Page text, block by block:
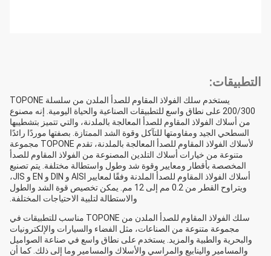
التطبيقات:
يستخدم سلك الفولاذ المقاوم للصدأ الملدن من سلسلة TOPONE
200/300 على نطاق واسع للتطبيقات الصناعية والحياة اليومية. إنه مصنوع
من أسلاك الفولاذ المقاوم للصدأ المعالجة بالملدنة، والتي تتميز بتشطيبها
السطحي الجيد ومقاومتها للتآكل وقوة الشد الممتازة. بصفتها موردًا رائدًا
لأسلاك الفولاذ المقاوم للصدأ المعالجة بالملدنة، تقدم TOPONE مجموعة
متنوعة من خيارات أسلاك التلدين المصنوعة من الفولاذ المقاوم للصدأ
المخصصة بأقطار ومعايير وقوة شد وطول واستطالة مختلفة. يتم تصنيع
أسلاك الفولاذ المقاوم للصدأ الملدنة وفقًا لمعايير AISI و DIN و EN و JIS،
ويتراوح القطر من 0.2 مم إلى 12 مم. يمكن تخصيص قوة الشد والطول
والاستطالة لتلبية الاحتياجات المختلفة.
سلك الفولاذ المقاوم للصدأ الملدن من TOPONE مناسب للتطبيقات في
مجموعة متنوعة من الصناعات، مثل الفضاء والسيارات والإلكترونيات
والبحرية والطبية والمزيد. يستخدم على نطاق واسع في صناعة الصواميل
والمسامير والينابيع والمراسي والأسلاك والمسامير وما إلى ذلك. كما أن